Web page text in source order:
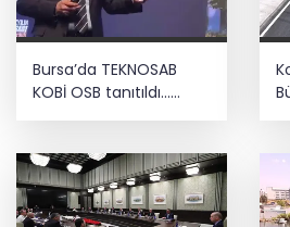
Bursa’da TEKNOSAB
KOBİ OSB tanıtıldı...
dönem